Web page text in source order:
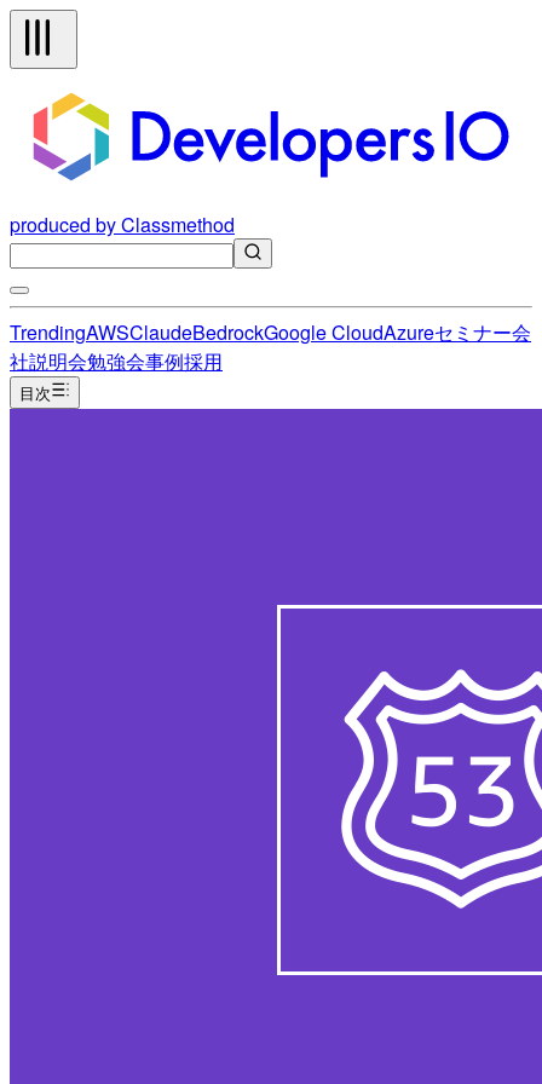
produced by Classmethod
TrendingAWSClaudeBedrockGoogle CloudAzureセミナー会
社説明会勉強会事例採用
目次